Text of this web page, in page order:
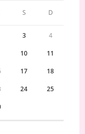
S D
3 4
10 11
17 18
24 25